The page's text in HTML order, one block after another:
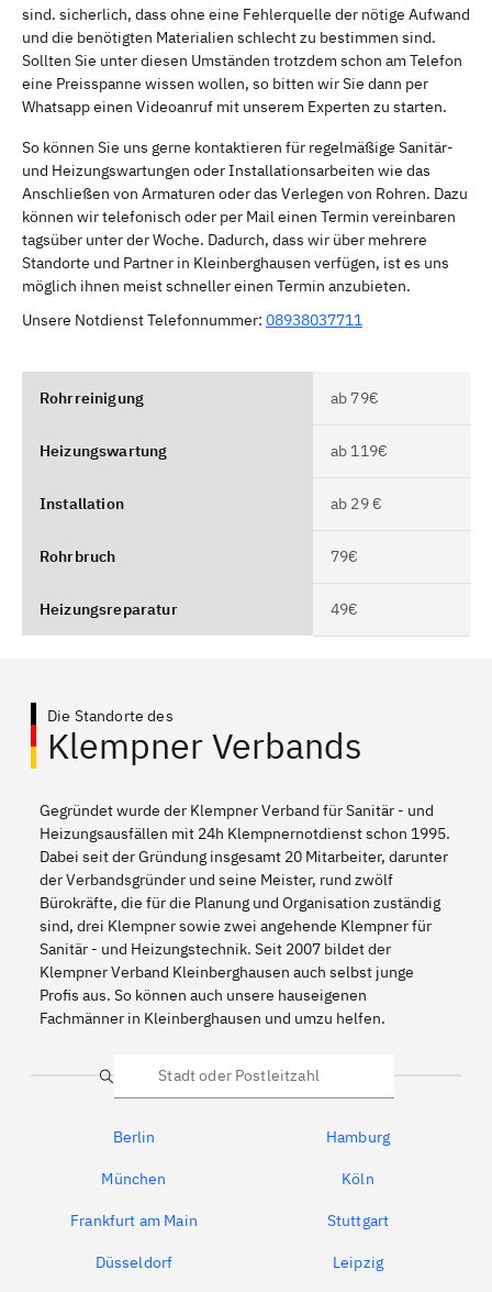
sind. sicherlich, dass ohne eine Fehlerquelle der nötige Aufwand
und die benötigten Materialien schlecht zu bestimmen sind.
Sollten Sie unter diesen Umständen trotzdem schon am Telefon
eine Preisspanne wissen wollen, so bitten wir Sie dann per
Whatsapp einen Videoanruf mit unserem Experten zu starten.
So können Sie uns gerne kontaktieren für regelmäßige Sanitär-
und Heizungswartungen oder Installationsarbeiten wie das
Anschließen von Armaturen oder das Verlegen von Rohren. Dazu
können wir telefonisch oder per Mail einen Termin vereinbaren
tagsüber unter der Woche. Dadurch, dass wir über mehrere
Standorte und Partner in Kleinberghausen verfügen, ist es uns
möglich ihnen meist schneller einen Termin anzubieten.
Unsere Notdienst Telefonnummer: 08938037711
Rohrreinigung ab 79€
Heizungswartung ab 119€
Installation ab 29 €
Rohrbruch 79€
Heizungsreparatur 49€
Die Standorte des
Klempner Verbands
Gegründet wurde der Klempner Verband für Sanitär - und
Heizungsausfällen mit 24h Klempnernotdienst schon 1995.
Dabei seit der Gründung insgesamt 20 Mitarbeiter, darunter
der Verbandsgründer und seine Meister, rund zwölf
Bürokräfte, die für die Planung und Organisation zuständig
sind, drei Klempner sowie zwei angehende Klempner für
Sanitär - und Heizungstechnik. Seit 2007 bildet der
Klempner Verband Kleinberghausen auch selbst junge
Profis aus. So können auch unsere hauseigenen
Fachmänner in Kleinberghausen und umzu helfen.
Suche
Berlin Hamburg
München Köln
Frankfurt am Main Stuttgart
Düsseldorf Leipzig